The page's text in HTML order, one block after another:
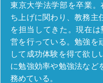
東京大学法学部を卒業
ち上げに関わり、教務主
を担当してきた。現在
営を行っている。勉強を
して成功体験を得て欲し
に勉強効率や勉強法など
務めている。